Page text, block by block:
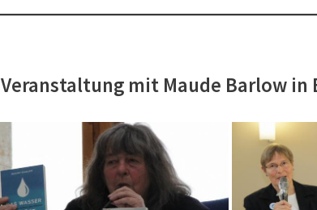
Veranstaltung mit Maude Barlow in